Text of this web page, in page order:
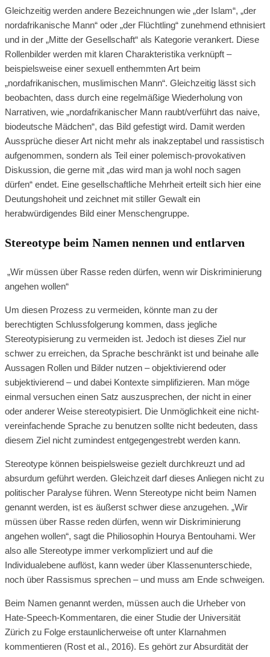
Gleichzeitig werden andere Bezeichnungen wie „der Islam“, „der
nordafrikanische Mann“ oder „der Flüchtling“ zunehmend ethnisiert
und in der „Mitte der Gesellschaft“ als Kategorie verankert. Diese
Rollenbilder werden mit klaren Charakteristika verknüpft –
beispielsweise einer sexuell enthemmten Art beim
„nordafrikanischen, muslimischen Mann“. Gleichzeitig lässt sich
beobachten, dass durch eine regelmäßige Wiederholung von
Narrativen, wie „nordafrikanischer Mann raubt/verführt das naive,
biodeutsche Mädchen“, das Bild gefestigt wird. Damit werden
Aussprüche dieser Art nicht mehr als inakzeptabel und rassistisch
aufgenommen, sondern als Teil einer polemisch-provokativen
Diskussion, die gerne mit „das wird man ja wohl noch sagen
dürfen“ endet. Eine gesellschaftliche Mehrheit erteilt sich hier eine
Deutungshoheit und zeichnet mit stiller Gewalt ein
herabwürdigendes Bild einer Menschengruppe.
Stereotype beim Namen nennen und entlarven
„Wir müssen über Rasse reden dürfen, wenn wir Diskriminierung
angehen wollen“
Um diesen Prozess zu vermeiden, könnte man zu der
berechtigten Schlussfolgerung kommen, dass jegliche
Stereotypisierung zu vermeiden ist. Jedoch ist dieses Ziel nur
schwer zu erreichen, da Sprache beschränkt ist und beinahe alle
Aussagen Rollen und Bilder nutzen – objektivierend oder
subjektivierend – und dabei Kontexte simplifizieren. Man möge
einmal versuchen einen Satz auszusprechen, der nicht in einer
oder anderer Weise stereotypisiert. Die Unmöglichkeit eine nicht-
vereinfachende Sprache zu benutzen sollte nicht bedeuten, dass
diesem Ziel nicht zumindest entgegengestrebt werden kann.
Stereotype können beispielsweise gezielt durchkreuzt und ad
absurdum geführt werden. Gleichzeit darf dieses Anliegen nicht zu
politischer Paralyse führen. Wenn Stereotype nicht beim Namen
genannt werden, ist es äußerst schwer diese anzugehen. „Wir
müssen über Rasse reden dürfen, wenn wir Diskriminierung
angehen wollen“, sagt die Philiosophin Hourya Bentouhami. Wer
also alle Stereotype immer verkompliziert und auf die
Individualebene auflöst, kann weder über Klassenunterschiede,
noch über Rassismus sprechen – und muss am Ende schweigen.
Beim Namen genannt werden, müssen auch die Urheber von
Hate-Speech-Kommentaren, die einer Studie der Universität
Zürich zu Folge erstaunlicherweise oft unter Klarnahmen
kommentieren (Rost et al., 2016). Es gehört zur Absurdität der